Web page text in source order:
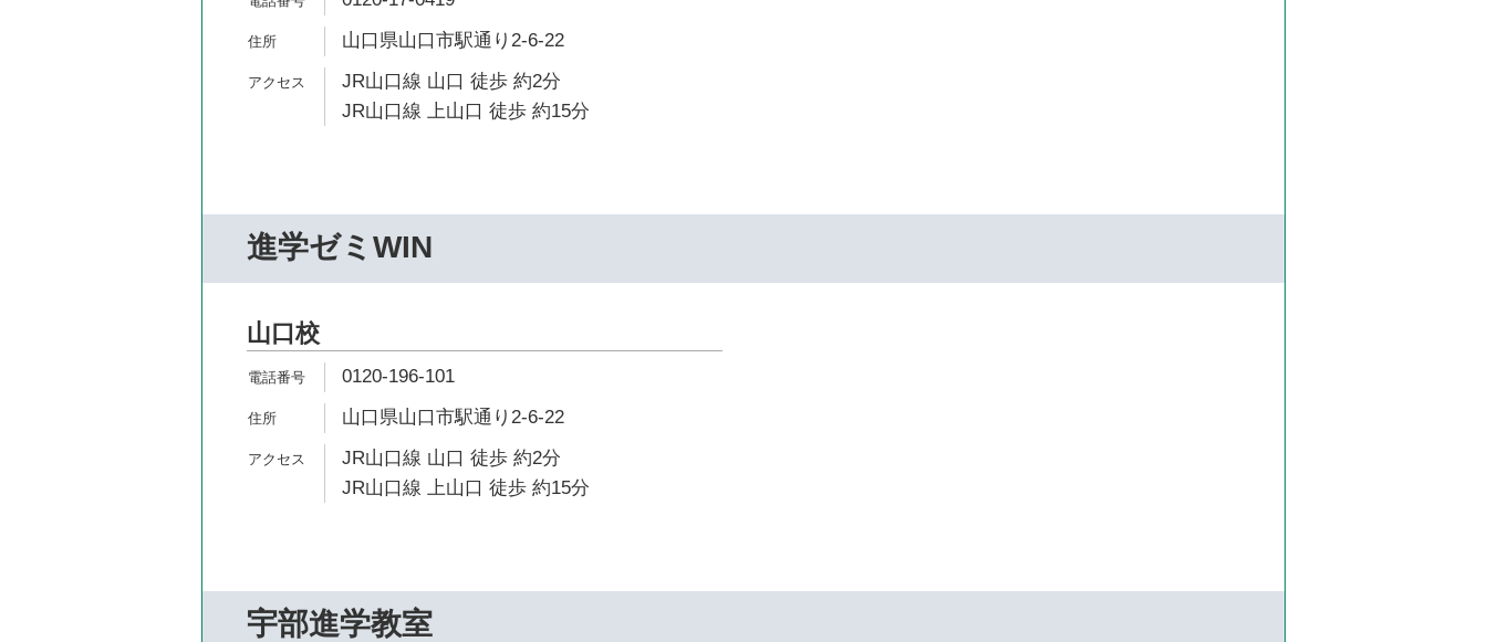
山口県山口市駅通り2-6-22
JR山口線 山口 徒歩 約2分
JR山口線 上山口 徒歩 約15分
進学ゼミWIN
山口校
0120-196-101
山口県山口市駅通り2-6-22
JR山口線 山口 徒歩 約2分
JR山口線 上山口 徒歩 約15分
宇部進学教室